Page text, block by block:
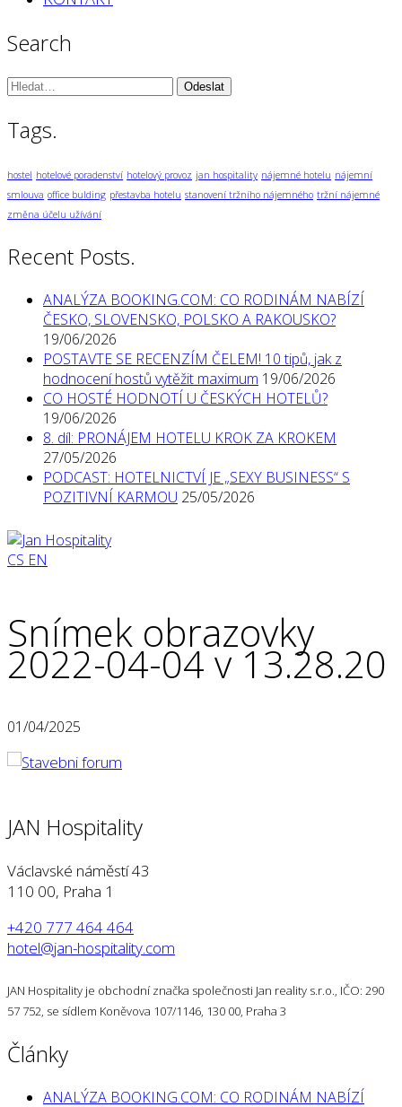
Search
Vyhledávání:
Tags.
hostel hotelové poradenství hotelový provoz jan hospitality nájemné hotelu nájemní
smlouva office bulding přestavba hotelu stanovení tržního nájemného tržní nájemné
změna účelu užívání
Recent Posts.
ANALÝZA BOOKING.COM: CO RODINÁM NABÍZÍ
ČESKO, SLOVENSKO, POLSKO A RAKOUSKO?
19/06/2026
POSTAVTE SE RECENZÍM ČELEM! 10 tipů, jak z
hodnocení hostů vytěžit maximum 19/06/2026
CO HOSTÉ HODNOTÍ U ČESKÝCH HOTELŮ?
19/06/2026
8. díl: PRONÁJEM HOTELU KROK ZA KROKEM
27/05/2026
PODCAST: HOTELNICTVÍ JE „SEXY BUSINESS“ S
POZITIVNÍ KARMOU 25/05/2026
CS EN
Snímek obrazovky
2022-04-04 v 13.28.20
01/04/2025
JAN Hospitality
Václavské náměstí 43
110 00, Praha 1
+420 777 464 464
hotel@jan-hospitality.com
JAN Hospitality je obchodní značka společnosti Jan reality s.r.o., IČO: 290
57 752, se sídlem Koněvova 107/1146, 130 00, Praha 3
Články
ANALÝZA BOOKING.COM: CO RODINÁM NABÍZÍ